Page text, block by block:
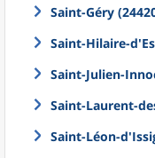
Saint-Géry
Saint-Hilaire-
Saint-Julien-
Saint-Laurent-
Saint-Léon-